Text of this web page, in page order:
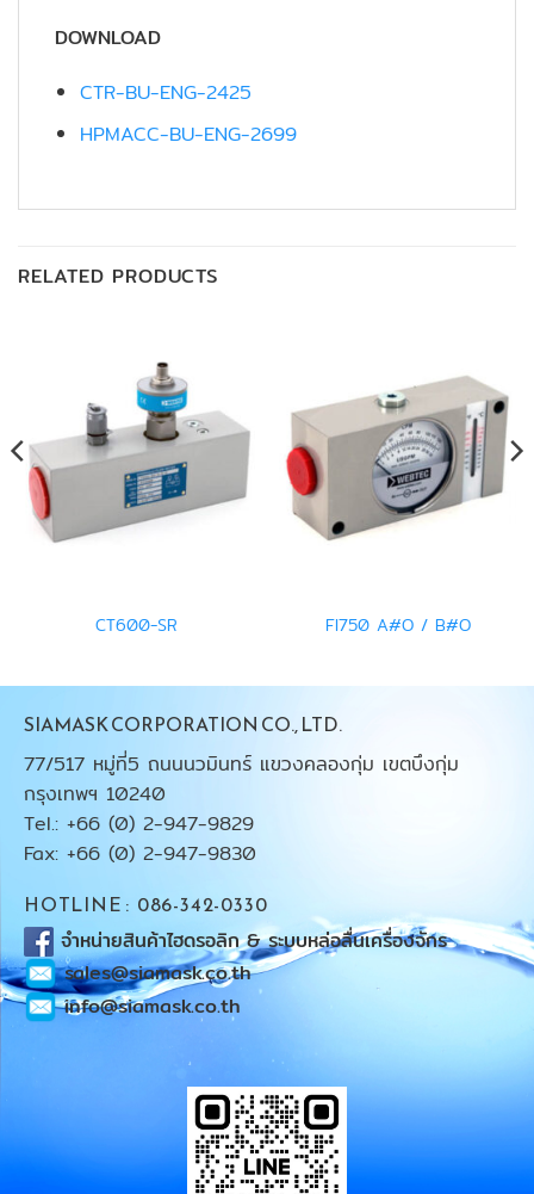
DOWNLOAD
CTR-BU-ENG-2425
HPMACC-BU-ENG-2699
RELATED PRODUCTS
CT600-SR FI750 A#O / B#O
SIAMASK CORPORATION CO., LTD.
77/517 หมู่ที่5 ถนนนวมินทร์ แขวงคลองกุ่ม เขตบึงกุ่ม
กรุงเทพฯ 10240
Tel.: +66 (0) 2-947-9829
Fax: +66 (0) 2-947-9830
HOTLINE : 086-342-0330
จำหน่ายสินค้าไฮดรอลิก & ระบบหล่อลื่นเครื่องจักร
sales@siamask.co.th
info@siamask.co.th